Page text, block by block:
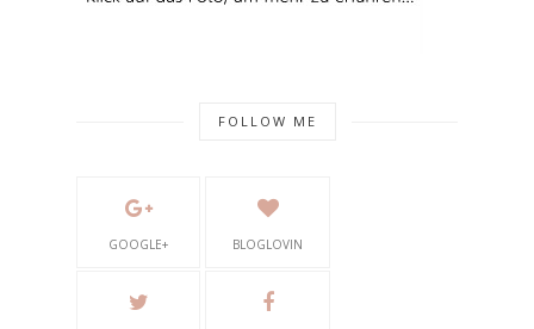
FOLLOW ME
GOOGLE+ BLOGLOVIN